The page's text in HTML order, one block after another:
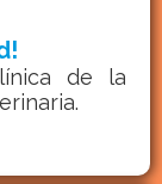
de la